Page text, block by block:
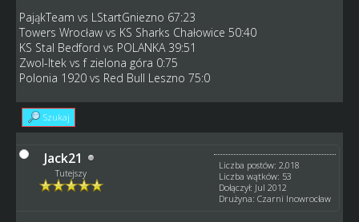
PająkTeam vs LStartGniezno 67:23
Towers Wrocław vs KS Sharks Chałowice 50:40
KS Stal Bedford vs POLANKA 39:51
Zwol-Itek vs f zielona góra 0:75
Polonia 1920 vs Red Bull Leszno 75:0
Szukaj
Jack21
Tutejszy
Liczba postów: 2,018
Liczba wątków: 53
Dołączył: Jul 2012
Drużyna: Czarni Inowrocław